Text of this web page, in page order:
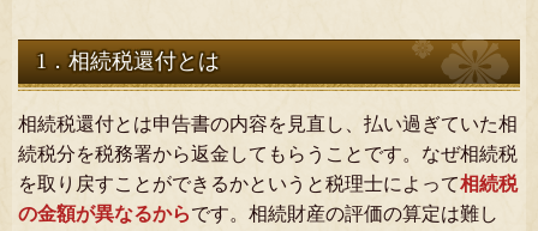
1．相続税還付とは
相続税還付とは申告書の内容を見直し、払い過ぎていた相
続税分を税務署から返金してもらうことです。なぜ相続税
を取り戻すことができるかというと税理士によって相続税
の金額が異なるからです。相続財産の評価の算定は難し